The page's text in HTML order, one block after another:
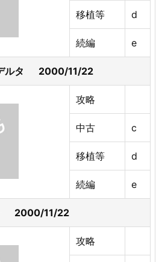
移植等 d
続編 e
デルタ 2000/11/22
攻略
中古 c
移植等 d
続編 e
2000/11/22
攻略